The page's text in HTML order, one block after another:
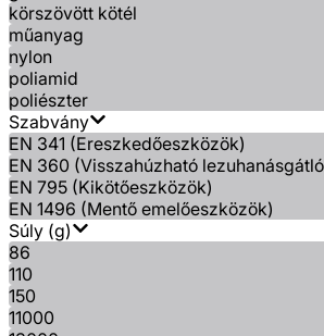
körszövött kötél
műanyag
nylon
poliamid
poliészter
Szabvány
EN 341 (Ereszkedőeszközök)
EN 360 (Visszahúzható
EN 795 (Kikötőeszközök)
EN 1496 (Mentő emelőeszközök)
Súly (g)
86
110
150
11000